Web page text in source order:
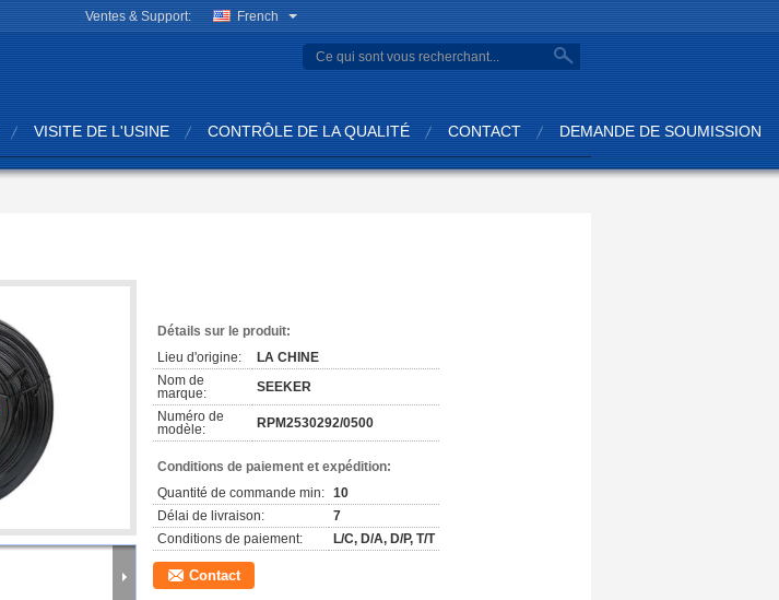
Ventes & Support: French
VISITE DE L'USINE CONTRÔLE DE LA QUALITÉ CONTACT DEMANDE DE SOUMISSION
Détails sur le produit:
Lieu d'origine:
LA CHINE
Nom de
marque:
SEEKER
Numéro de
modèle:
RPM2530292/0500
Conditions de paiement et expédition:
Quantité de commande min: 10
Délai de livraison:
7
Conditions de paiement:
L/C, D/A, D/P, T/T
Contact